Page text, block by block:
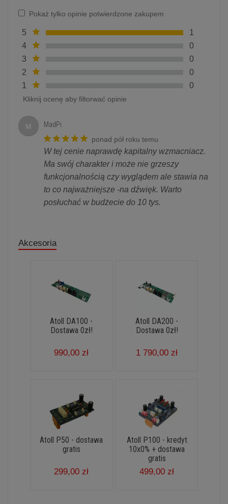
Pokaż tylko opinie potwierdzone zakupem
5
1
4
0
3
0
2
0
1
0
Kliknij ocenę aby filtorwać opinie
M MadPi
ponad pół roku temu
W tej cenie naprawdę kapitalny wzmacniacz.
Ma swój charakter i może nie grzeszy
funkcjonalnością czy wyglądem ale stawia na
to co najważniejsze -na dźwięk. Warto
posłuchać w budżecie do 10 tys.
Akcesoria
Atoll DA100 -
Dostawa 0zł!
990,00 zł
Atoll DA200 -
Dostawa 0zł!
1 790,00 zł
Atoll P50 - dostawa
gratis
299,00 zł
Atoll P100 - kredyt
10x0% + dostawa
gratis
499,00 zł